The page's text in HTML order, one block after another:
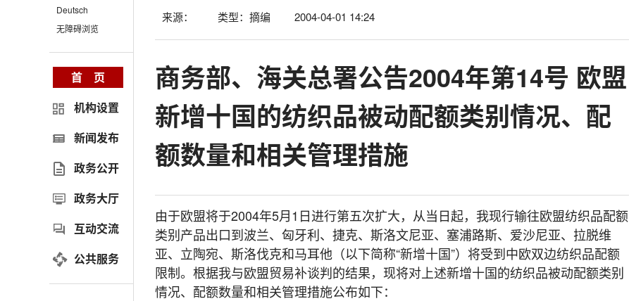
来源： 类型：摘编 2004-04-01 14:24
商务部、海关总署公告2004年第14号 欧盟
新增十国的纺织品被动配额类别情况、配
额数量和相关管理措施
由于欧盟将于2004年5月1日进行第五次扩大，从当日起，我现行输往欧盟纺织品配额
类别产品出口到波兰、匈牙利、捷克、斯洛文尼亚、塞浦路斯、爱沙尼亚、拉脱维
亚、立陶宛、斯洛伐克和马耳他（以下简称“新增十国”）将受到中欧双边纺织品配额
限制。根据我与欧盟贸易补谈判的结果，现将对上述新增十国的纺织品被动配额类别
情况、配额数量和相关管理措施公布如下：
Deutsch
无障碍浏览
首 页
机构设置
新闻发布
政务公开
政务大厅
互动交流
公共服务